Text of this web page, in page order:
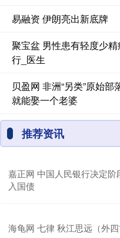
易融资 伊朗亮出新底牌
聚宝盆 男性患有轻度少
行_医生
贝盈网 非洲“另类”原始
就能娶一个老婆
推荐资讯
嘉正网 中国人民银行决定
入国债
海龟网 七律 秋江思远（外四